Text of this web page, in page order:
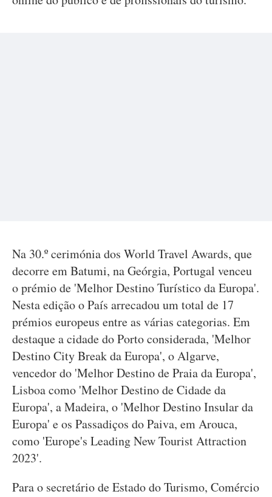
Na 30.º cerimónia dos World Travel Awards, que
decorre em Batumi, na Geórgia, Portugal venceu
o prémio de 'Melhor Destino Turístico da Europa'.
Nesta edição o País arrecadou um total de 17
prémios europeus entre as várias categorias. Em
destaque a cidade do Porto considerada, 'Melhor
Destino City Break da Europa', o Algarve,
vencedor do 'Melhor Destino de Praia da Europa',
Lisboa como 'Melhor Destino de Cidade da
Europa', a Madeira, o 'Melhor Destino Insular da
Europa' e os Passadiços do Paiva, em Arouca,
como 'Europe's Leading New Tourist Attraction
2023'.
Para o secretário de Estado do Turismo, Comércio